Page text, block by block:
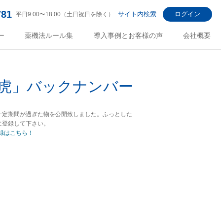
平日9:00〜18:00（土日祝日を除く） サイト内検索 ログイン
薬機法ルール集 導入事例とお客様の声 会社概要
」バックナンバー
期間が過ぎた物を公開致しました。ふっとした
録して下さい。
はこちら！